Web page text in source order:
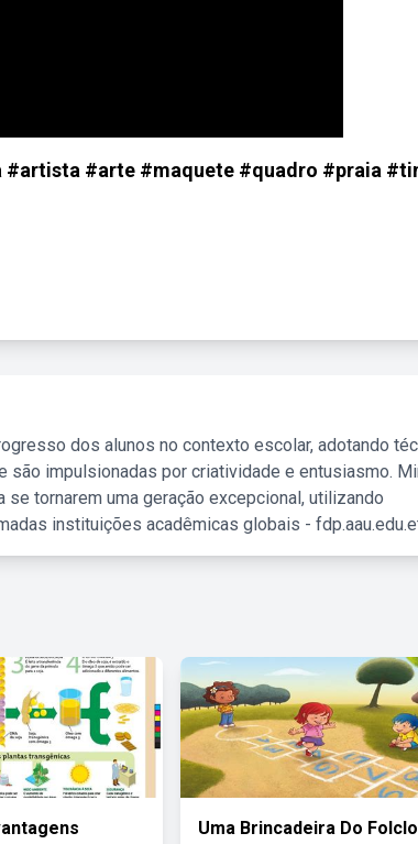
#artista #arte #maquete #quadro #praia
dos alunos no contexto escolar, adotando
impulsionadas por criatividade e entusiasmo.
tornarem uma geração excepcional, utilizando
instituições acadêmicas globais -
Uma Brincadeira Do